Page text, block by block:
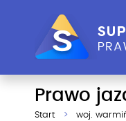
Prawo
Start woj.